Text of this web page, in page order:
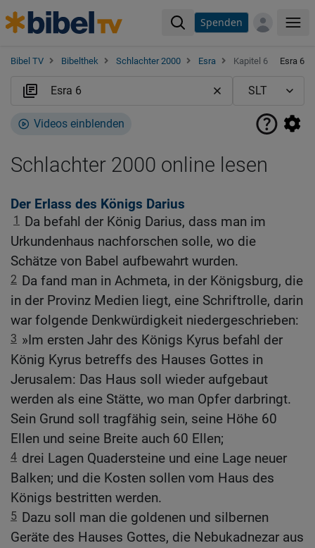
Spenden
Bibel TV Bibelthek Schlachter 2000 Esra Kapitel 6 Esra 6
Videos einblenden
Schlachter 2000 online lesen
Der Erlass des Königs Darius
1
Da befahl der König Darius, dass man im
Urkundenhaus nachforschen solle, wo die
Schätze von Babel aufbewahrt wurden.
2 Da fand man in Achmeta, in der Königsburg, die
in der Provinz Medien liegt, eine Schriftrolle, darin
war folgende Denkwürdigkeit niedergeschrieben:
3 »Im ersten Jahr des Königs Kyrus befahl der
König Kyrus betreffs des Hauses Gottes in
Jerusalem: Das Haus soll wieder aufgebaut
werden als eine Stätte, wo man Opfer darbringt.
Sein Grund soll tragfähig sein, seine Höhe 60
Ellen und seine Breite auch 60 Ellen;
4 drei Lagen Quadersteine und eine Lage neuer
Balken; und die Kosten sollen vom Haus des
Königs bestritten werden.
5 Dazu soll man die goldenen und silbernen
Geräte des Hauses Gottes, die Nebukadnezar aus